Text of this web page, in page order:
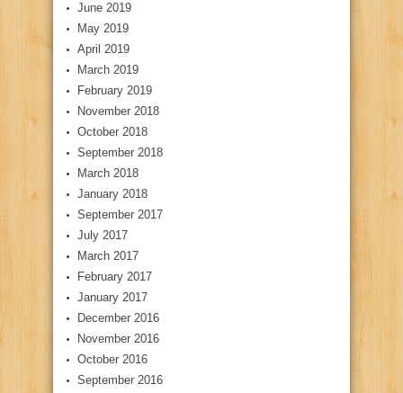
June 2019
May 2019
April 2019
March 2019
February 2019
November 2018
October 2018
September 2018
March 2018
January 2018
September 2017
July 2017
March 2017
February 2017
January 2017
December 2016
November 2016
October 2016
September 2016